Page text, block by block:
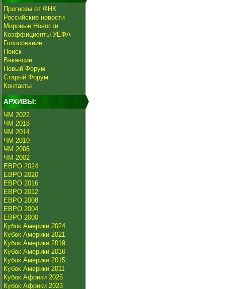
Прогнозы от ФНК
Российские новости
Мировые Новости
Коэффициенты УЕФА
Голосование
Поиск
Вакансии
Новый Форум
Старый Форум
Контакты
АРХИВЫ:
ЧМ 2022
ЧМ 2018
ЧМ 2014
ЧМ 2010
ЧМ 2006
ЧМ 2002
ЕВРО 2024
ЕВРО 2020
ЕВРО 2016
ЕВРО 2012
ЕВРО 2008
ЕВРО 2004
ЕВРО 2000
Кубок Америки 2024
Кубок Америки 2021
Кубок Америки 2019
Кубок Америки 2016
Кубок Америки 2015
Кубок Америки 2011
Кубок Африки 2025
Кубок Африки 2023